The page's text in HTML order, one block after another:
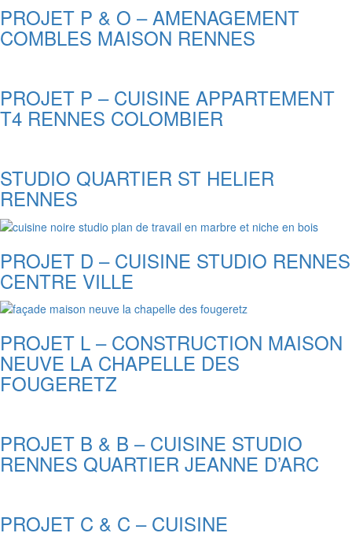
PROJET P & O – AMENAGEMENT
COMBLES MAISON RENNES
PROJET P – CUISINE APPARTEMENT
T4 RENNES COLOMBIER
STUDIO QUARTIER ST HELIER
RENNES
PROJET D – CUISINE STUDIO RENNES
CENTRE VILLE
PROJET L – CONSTRUCTION MAISON
NEUVE LA CHAPELLE DES
FOUGERETZ
PROJET B & B – CUISINE STUDIO
RENNES QUARTIER JEANNE D’ARC
PROJET C & C – CUISINE